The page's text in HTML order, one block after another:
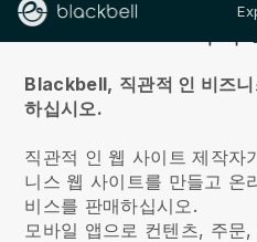
Blackbell, 직관적 인 비즈
하십시오.
직관적 인 웹 사이트 제작자
니스 웹 사이트를 만들고 온
비스를 판매하십시오.
모바일 앱으로 컨텐츠, 주문